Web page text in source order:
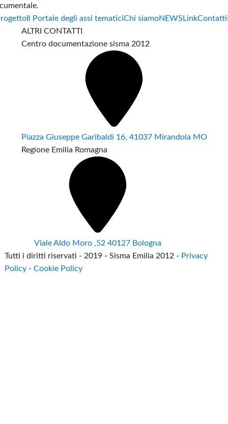
Il Portale degli assi tematiciChi siamoNEWS LinkContatti
ALTRI CONTATTI
Centro documentazione sisma 2012
Piazza Giuseppe Garibaldi 16, 41037 Mirandola MO
Regione Emilia Romagna
Viale Aldo Moro ,52 40127 Bologna
Tutti i diritti riservati - 2019 - Sisma Emilia 2012 - Privacy
Policy -Cookie Policy